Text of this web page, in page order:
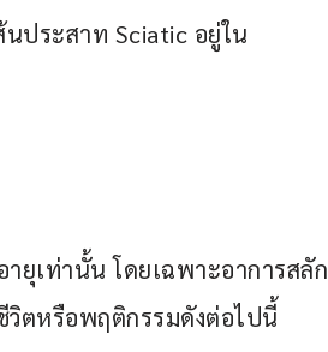
นประสาท Sciatic อยู่ใน
ยุเท่านั้น โดยเฉพาะอาการสลัก
ตหรือพฤติกรรมดังต่อไปนี้